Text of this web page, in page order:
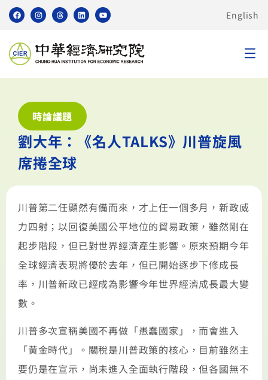
English
時論議題
劉大年：《名人TALKS》川普旋風
席捲全球
川普第二任顯然有備而來，才上任一個多月，新政威
力四射；以回復美國公平地位的貿易政策，雖然剛在
起步階段，但已對世界經濟產生影響。原來預期今年
全球經濟表現將優於去年，但已開始逐步下修成長
率，川普新政已經成為影響今年世界經濟成長最大變
數。
川普多次宣稱美國不再做「愚蠢國家」，而會進入
「黃金時代」。關稅是川普政策的核心，目前雖然主
要仍是在宣示，尚未進入全面執行階段，但各國無不